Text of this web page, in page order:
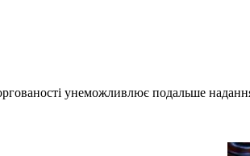
унеможливлює подальше